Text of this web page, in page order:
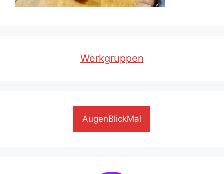
Werkgruppen
AugenBlickMal